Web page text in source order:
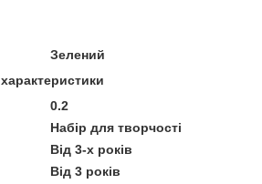
Зелений
0.2
Набір для творчості
Від 3-х років
Від 3 років